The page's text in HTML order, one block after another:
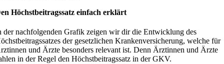
Höchstbeitragssatz einfach erklärt
der nachfolgenden Grafik zeigen wir dir die Entwicklung des
der gesetzlichen Krankenversicherung, welche für
und Ärzte besonders relevant ist. Denn Ärztinnen und Ärzte
in der Regel den Höchstbeitragssatz in der GKV.